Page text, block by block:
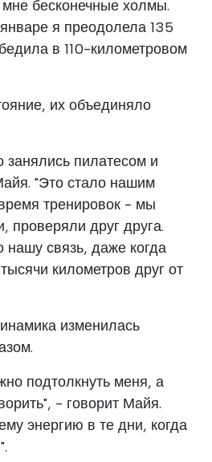
бесконечные холмы.
я преодолела 135
в 110-километровом
их объединяло
пилатесом и
"Это стало нашим
тренировок - мы
проверяли друг друга.
связь, даже когда
километров друг от
изменилась
подтолкнуть меня, а
- говорит Майя.
энергию в те дни, когда